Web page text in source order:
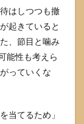
はしつつも撤
起きていると
、節目と噛み
能性も考えら
っていくな
当てるため」